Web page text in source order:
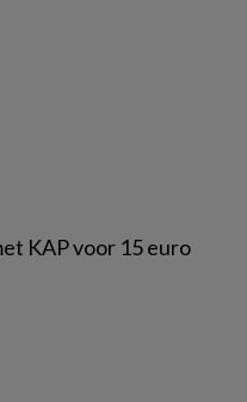
KAP voor 15 euro